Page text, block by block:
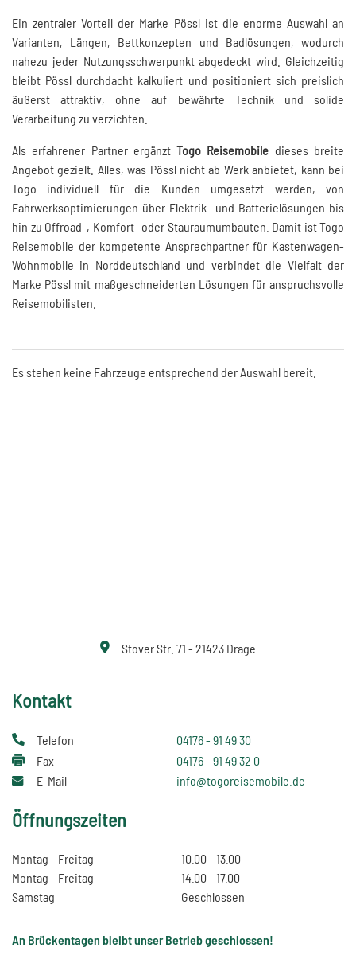
Ein zentraler Vorteil der Marke Pössl ist die enorme Auswahl an
Varianten, Längen, Bettkonzepten und Badlösungen, wodurch
nahezu jeder Nutzungsschwerpunkt abgedeckt wird. Gleichzeitig
bleibt Pössl durchdacht kalkuliert und positioniert sich preislich
äußerst attraktiv, ohne auf bewährte Technik und solide
Verarbeitung zu verzichten.
Als erfahrener Partner ergänztTogo Reisemobile dieses breite
Angebot gezielt. Alles, was Pössl nicht ab Werk anbietet, kann bei
Togo individuell für die Kunden umgesetzt werden, von
Fahrwerksoptimierungen über Elektrik- und Batterielösungen bis
hin zu Offroad-, Komfort- oder Stauraumumbauten. Damit ist Togo
Reisemobile der kompetente Ansprechpartner für Kastenwagen-
Wohnmobile in Norddeutschland und verbindet die Vielfalt der
Marke Pössl mit maßgeschneiderten Lösungen für anspruchsvolle
Reisemobilisten.
Es stehen keine Fahrzeuge entsprechend der Auswahl bereit.
Stover Str. 71 - 21423 Drage
Kontakt
Telefon
04176 - 91 49 30
Fax
04176 - 91 49 32 0
E-Mail
info@togoreisemobile.de
Öffnungszeiten
Montag - Freitag
10.00 - 13.00
Montag - Freitag
14.00 - 17.00
Samstag
Geschlossen
An Brückentagen bleibt unser Betrieb geschlossen!